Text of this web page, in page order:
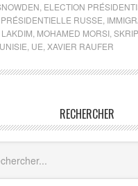
ELECTION
RUSSE
LAKDIM MOHAMED MORSI,
UE XAVIER RAUFER
RECHERCHER